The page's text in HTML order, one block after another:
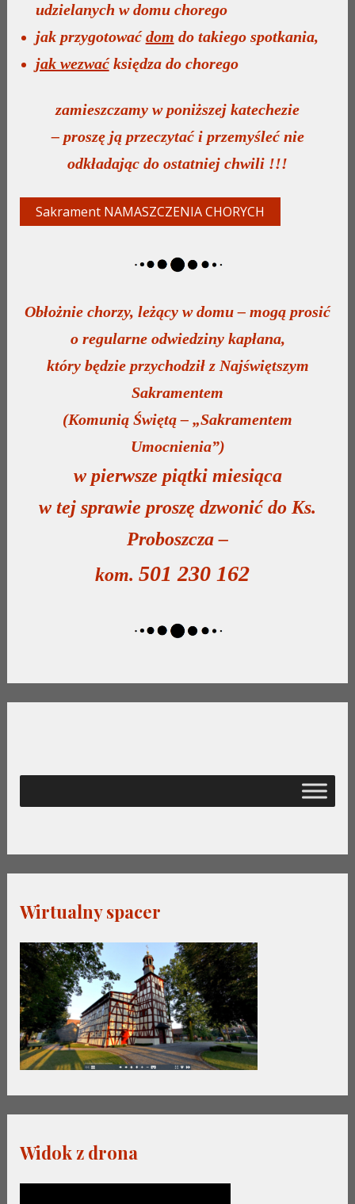
Wirtualny spacer
Widok z drona
udzielanych w domu chorego
jak przygotowaćdom do takiego spotkania,
jak wezwaćksiędza do chorego
zamieszczamy w poniższej katechezie
– proszę ją przeczytać i przemyślećnie
odkładając do ostatniej chwili !!!
Sakrament NAMASZCZENIA CHORYCH
Obłożnie chorzy, leżący w domu – mogą prosić
o regularne odwiedziny kapłana,
który będzie przychodził z Najświętszym
Sakramentem
(Komunią Świętą – „Sakramentem
Umocnienia”)
w pierwsze piątki miesiąca
w tej sprawie proszę dzwonić do Ks.
Proboszcza –
kom. 501 230 162